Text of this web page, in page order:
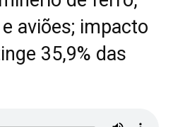
aviões; impacto
35,9% das